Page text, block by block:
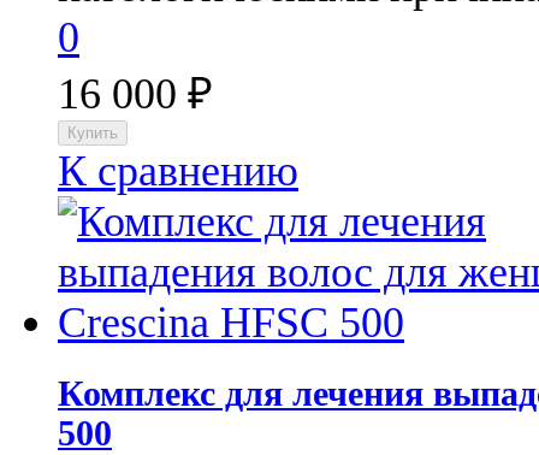
0
16 000 ₽
К сравнению
Комплекс для лечения
500